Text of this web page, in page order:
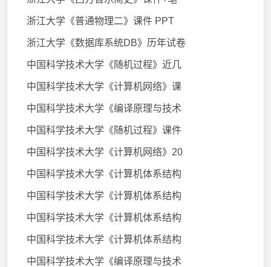
浙江大学《普通物理二》课件 PPT
浙江大学《数据库系统DB》历年试卷
中国科学技术大学《随机过程》近几
中国科学技术大学《计算机网络》课
中国科学技术大学《编译原理与技术
中国科学技术大学《随机过程》课件
中国科学技术大学《计算机网络》20
中国科学技术大学《计算机体系结构
中国科学技术大学《计算机体系结构
中国科学技术大学《计算机体系结构
中国科学技术大学《计算机体系结构
中国科学技术大学《编译原理与技术